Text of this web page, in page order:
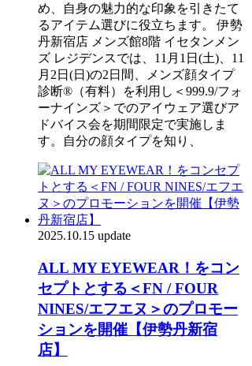
め、自身の魅力的な印象を引きたて
るアイテム選びに役立ちます。 伊勢
丹新宿店 メンズ館8階 イセタンメン
ズ レジデンスでは、11月1日(土)、11
月2日(日)の2日間、メンズ顔タイプ
診断®（有料）を利用し＜999.9/フォ
ーナインズ＞でのアイウェア選びア
ドバイス会を期間限定で実施しま
す。自分の顔タイプを知り、
2025.10.15 update
ALL MY EYEWEAR！をコン
セプトとする＜FN / FOUR
NINES/エフエヌ＞のプロモー
ションを開催【伊勢丹新宿
店】